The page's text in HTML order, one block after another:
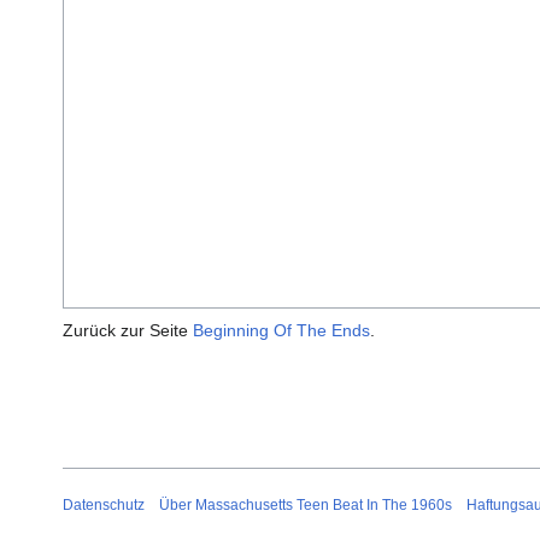
Zurück zur Seite Beginning Of The Ends.
Datenschutz Über Massachusetts Teen Beat In The 1960s